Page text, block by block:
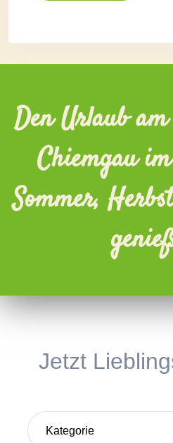
Den Urlaub
Chiemgau
Sommer,
Jetzt